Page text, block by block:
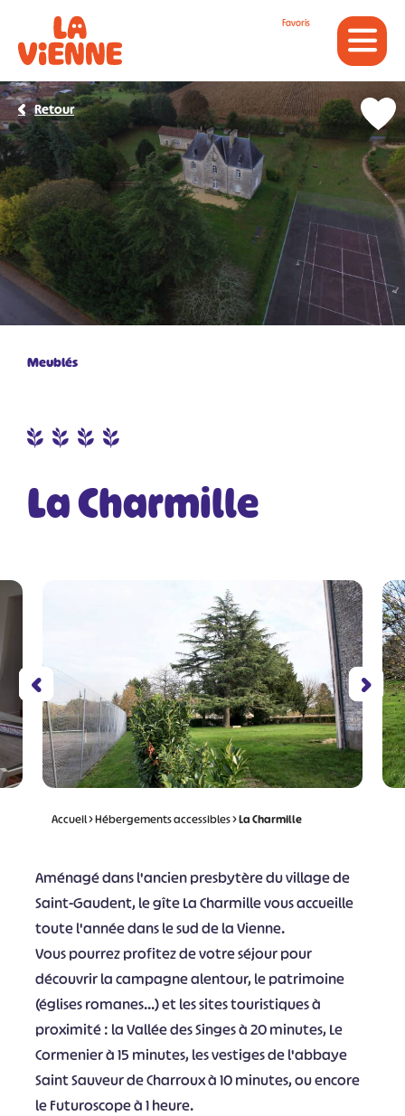
Favoris
Meublés
La Charmille
Retour
Accueil>Hébergements accessibles>La Charmille
Aménagé dans l'ancien presbytère du village de
Saint-Gaudent, le gîte La Charmille vous accueille
toute l'année dans le sud de la Vienne.
Vous pourrez profitez de votre séjour pour
découvrir la campagne alentour, le patrimoine
(églises romanes...) et les sites touristiques à
proximité : la Vallée des Singes à 20 minutes, Le
Cormenier à 15 minutes, les vestiges de l'abbaye
Saint Sauveur de Charroux à 10 minutes, ou encore
le Futuroscope à 1 heure.